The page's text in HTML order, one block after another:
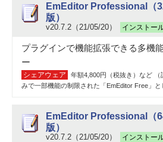
EmEditor Professional（
版）
v20.7.2（21/05/20） インストー
プラグインで機能拡張できる多機
ー
シェアウェア
年額4,800円（税抜き）など
みで一部機能の制限された「EmEditor Free」と
EmEditor Professional（
版）
v20.7.2（21/05/20） インストー